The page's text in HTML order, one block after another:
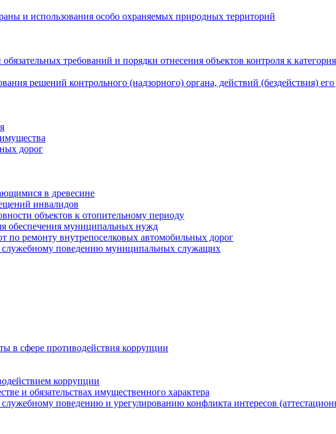
и использования особо охраняемых природных территорий
требований и порядки отнесения объектов контроля к
решений контрольного (надзорного) органа, действий (бездействия)
дорог
в древесине
инвалидов
объектов к отопительному периоду
обеспечения муниципальных нужд
по ремонту внутрепоселковых автомобильных дорог
поведению муниципальных служащих
в сфере противодействия коррупции
коррупции
и обязательствах имущественного характера
поведению и урегулированию конфликта интересов